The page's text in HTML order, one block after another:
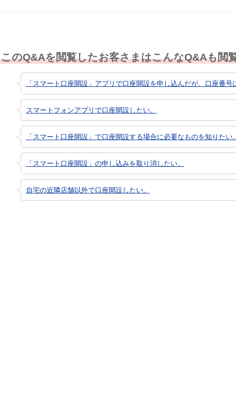
このQ&Aを閲覧したお客さまはこんなQ&Aも閲
「スマート口座開設」アプリで口座開設を申し込んだが、口座番号
スマートフォンアプリで口座開設したい。
「スマート口座開設」で口座開設する場合に必要なものを知りたい。
「スマート口座開設」の申し込みを取り消したい。
自宅の近隣店舗以外で口座開設したい。